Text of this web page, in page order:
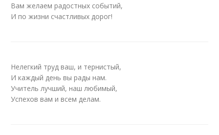
Вам желаем радостных событий,
И по жизни счастливых дорог!
Нелегкий труд ваш, и тернистый,
И каждый день вы рады нам.
Учитель лучший, наш любимый,
Успехов вам и всем делам.